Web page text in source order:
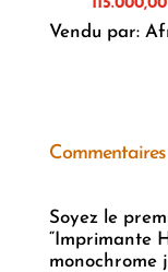
115.000,00
Vendu par:
Commentaires
Soyez le
“Imprimante
monochrome